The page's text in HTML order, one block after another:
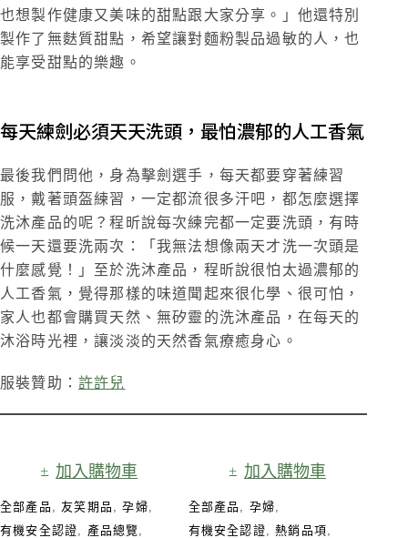
也想製作健康又美味的甜點跟大家分享。」他還特別
製作了無麩質甜點，希望讓對麵粉製品過敏的人，也
能享受甜點的樂趣。
每天練劍必須天天洗頭，最怕濃郁的人工香氣
最後我們問他，身為擊劍選手，每天都要穿著練習
服，戴著頭盔練習，一定都流很多汗吧，都怎麼選擇
洗沐產品的呢？程昕說每次練完都一定要洗頭，有時
候一天還要洗兩次：「我無法想像兩天才洗一次頭是
什麼感覺！」至於洗沐產品，程昕說很怕太過濃郁的
人工香氣，覺得那樣的味道聞起來很化學、很可怕，
家人也都會購買天然、無矽靈的洗沐產品，在每天的
沐浴時光裡，讓淡淡的天然香氣療癒身心。
服裝贊助： 許許兒
加入購物車
全部產品 ,友笑期品 ,孕婦,
有機安全認證, 產品總覽,
加入購物車
全部產品 , 孕婦,
有機安全認證,熱銷品項,